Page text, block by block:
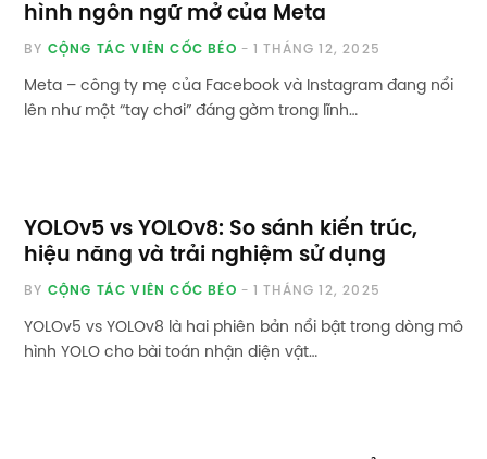
hình ngôn ngữ mở của Meta
BY CỘNG TÁC VIÊN CỐC BÉO 1 THÁNG 12, 2025
Meta – công ty mẹ của Facebook và Instagram đang nổi
lên như một “tay chơi” đáng gờm trong lĩnh…
YOLOv5 vs YOLOv8: So sánh kiến trúc,
hiệu năng và trải nghiệm sử dụng
BY CỘNG TÁC VIÊN CỐC BÉO 1 THÁNG 12, 2025
YOLOv5 vs YOLOv8 là hai phiên bản nổi bật trong dòng mô
hình YOLO cho bài toán nhận diện vật…